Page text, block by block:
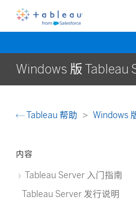
Windows 版 Tableau
Tableau 帮助 Windows
内容
Tableau Server 入门指南
Tableau Server 发行说明